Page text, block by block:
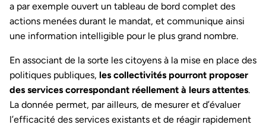
a par exemple ouvert un tableau de bord complet des
actions menées durant le mandat, et communique ainsi
une information intelligible pour le plus grand nombre.
En associant de la sorte les citoyens à la mise en place des
politiques publiques, les collectivités pourront proposer
des services correspondant réellement à leurs attentes.
La donnée permet, par ailleurs, de mesurer et d’évaluer
l’efficacité des services existants et de réagir rapidement